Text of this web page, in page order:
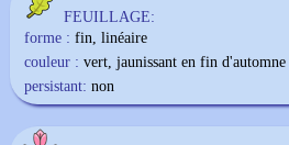
FEUILLAGE:
forme : fin, linéaire
couleur : vert, jaunissant en fin d'automne
persistant: non